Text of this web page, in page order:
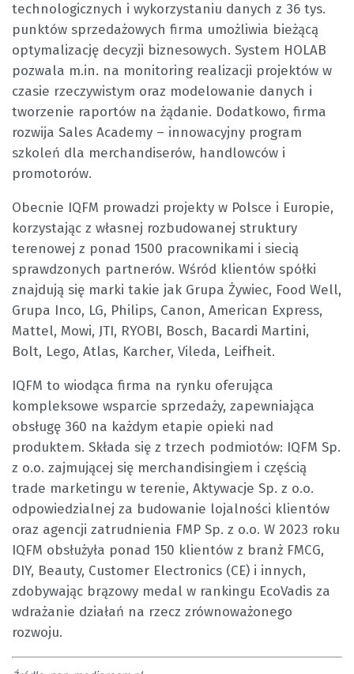
technologicznych i wykorzystaniu danych z 36 tys.
punktów sprzedażowych firma umożliwia bieżącą
optymalizację decyzji biznesowych. System HOLAB
pozwala m.in. na monitoring realizacji projektów w
czasie rzeczywistym oraz modelowanie danych i
tworzenie raportów na żądanie. Dodatkowo, firma
rozwija Sales Academy – innowacyjny program
szkoleń dla merchandiserów, handlowców i
promotorów.
Obecnie IQFM prowadzi projekty w Polsce i Europie,
korzystając z własnej rozbudowanej struktury
terenowej z ponad 1500 pracownikami i siecią
sprawdzonych partnerów. Wśród klientów spółki
znajdują się marki takie jak Grupa Żywiec, Food Well,
Grupa Inco, LG, Philips, Canon, American Express,
Mattel, Mowi, JTI, RYOBI, Bosch, Bacardi Martini,
Bolt, Lego, Atlas, Karcher, Vileda, Leifheit.
IQFM to wiodąca firma na rynku oferująca
kompleksowe wsparcie sprzedaży, zapewniająca
obsługę 360 na każdym etapie opieki nad
produktem. Składa się z trzech podmiotów: IQFM Sp.
z o.o. zajmującej się merchandisingiem i częścią
trade marketingu w terenie, Aktywacje Sp. z o.o.
odpowiedzialnej za budowanie lojalności klientów
oraz agencji zatrudnienia FMP Sp. z o.o. W 2023 roku
IQFM obsłużyła ponad 150 klientów z branż FMCG,
DIY, Beauty, Customer Electronics (CE) i innych,
zdobywając brązowy medal w rankingu EcoVadis za
wdrażanie działań na rzecz zrównoważonego
rozwoju.